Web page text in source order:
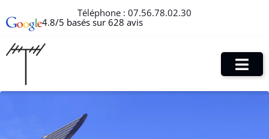
Téléphone : 07.56.78.02.30
4.8/5 basés sur 628 avis